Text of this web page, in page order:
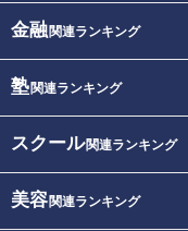
金融関連ランキング
塾関連ランキング
スクール関連ランキング
美容関連ランキング